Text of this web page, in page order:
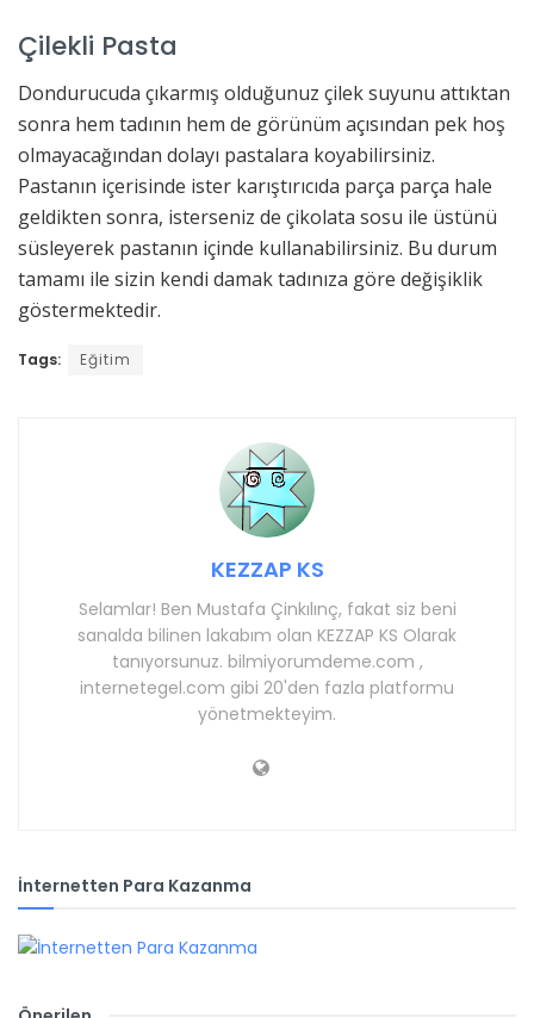
Çilekli Pasta
Dondurucuda çıkarmış olduğunuz çilek suyunu attıktan
sonra hem tadının hem de görünüm açısından pek hoş
olmayacağından dolayı pastalara koyabilirsiniz.
Pastanın içerisinde ister karıştırıcıda parça parça hale
geldikten sonra, isterseniz de çikolata sosu ile üstünü
süsleyerek pastanın içinde kullanabilirsiniz. Bu durum
tamamı ile sizin kendi damak tadınıza göre değişiklik
göstermektedir.
Tags: Eğitim
KEZZAP KS
Selamlar! Ben Mustafa Çinkılınç, fakat siz beni
sanalda bilinen lakabım olan KEZZAP KS Olarak
tanıyorsunuz. bilmiyorumdeme.com ,
internetegel.com gibi 20'den fazla platformu
yönetmekteyim.
İnternetten Para Kazanma